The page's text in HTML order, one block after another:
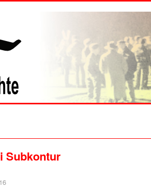
Subkontur